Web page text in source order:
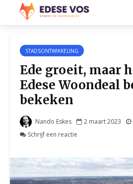
STADSONTWIKKELING
Ede groeit, maar
Edese Woondeal
bekeken
Nando Eskes 2 maart 2023
Schrijf een reactie